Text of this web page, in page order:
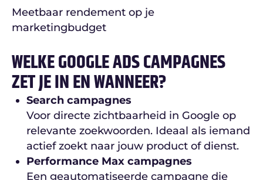
Meetbaar rendement op je
marketingbudget
WELKE GOOGLE ADS CAMPAGNES
ZET JE IN EN WANNEER?
Search campagnes
Voor directe zichtbaarheid in Google op
relevante zoekwoorden. Ideaal als iemand
actief zoekt naar jouw product of dienst.
Performance Max campagnes
Een geautomatiseerde campagne die